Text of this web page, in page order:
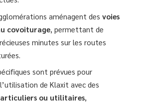
aménagent des voies
covoiturage , permettant de
minutes sur les routes
sont prévues pour
de Klaxit avec des
ou utilitaires,